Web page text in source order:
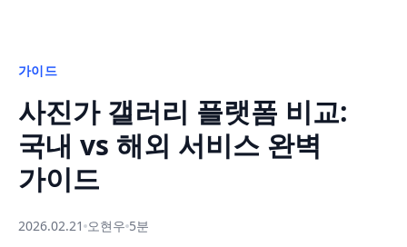
가이드
사진가 갤러리 플랫폼 비교:
국내 vs 해외 서비스 완벽
가이드
2026.02.21 오현우 5분